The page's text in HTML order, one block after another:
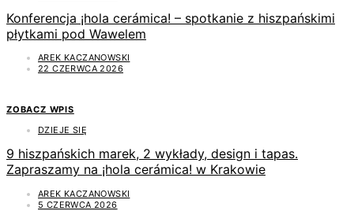
Konferencja ¡hola cerámica! – spotkanie z hiszpańskimi
płytkami pod Wawelem
AREK KACZANOWSKI
22 CZERWCA 2026
ZOBACZ WPIS
DZIEJE SIĘ
9 hiszpańskich marek, 2 wykłady, design i tapas.
Zapraszamy na ¡hola cerámica! w Krakowie
AREK KACZANOWSKI
5 CZERWCA 2026